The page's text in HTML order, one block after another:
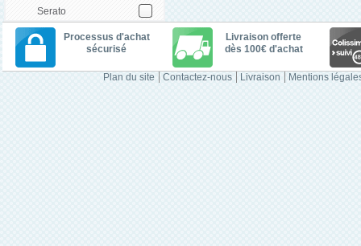
Serato
Processus d'achat
sécurisé
Livraison offerte
dès 100€ d'achat
Plan du site Contactez-nous Livraison Mentions